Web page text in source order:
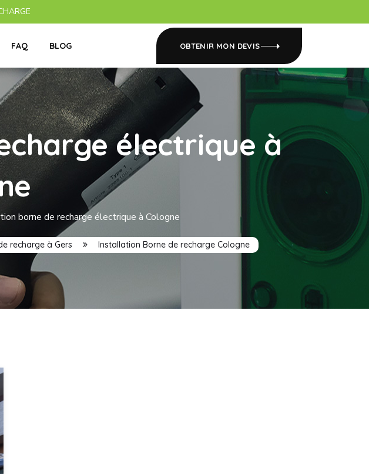
FAQ BLOG OBTENIR MON DEVIS
électrique à
borne de recharge électrique à Cologne
recharge à Gers Installation Borne de recharge Cologne